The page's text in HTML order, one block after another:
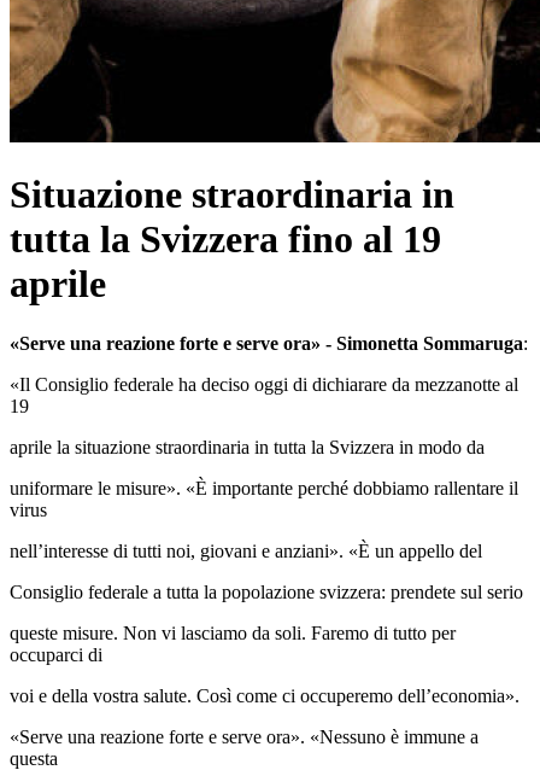
Situazione straordinaria in
tutta la Svizzera fino al 19
aprile
«Serve una reazione forte e serve ora» - Simonetta Sommaruga:
«Il Consiglio federale ha deciso oggi di dichiarare da mezzanotte al
19
aprile la situazione straordinaria in tutta la Svizzera in modo da
uniformare le misure». «È importante perché dobbiamo rallentare il
virus
nell’interesse di tutti noi, giovani e anziani». «È un appello del
Consiglio federale a tutta la popolazione svizzera: prendete sul serio
queste misure. Non vi lasciamo da soli. Faremo di tutto per
occuparci di
voi e della vostra salute. Così come ci occuperemo dell’economia».
«Serve una reazione forte e serve ora». «Nessuno è immune a
questa